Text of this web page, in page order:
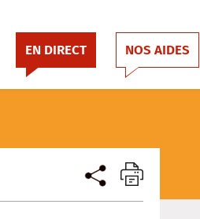
EN DIRECT NOS AIDES